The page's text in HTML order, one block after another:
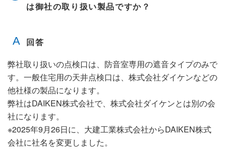
は御社の取り扱い製品ですか？
弊社取り扱いの点検口は、防音室専用の遮音タイプのみで
す。一般住宅用の天井点検口は、株式会社ダイケンなどの
他社様の製品になります。
弊社はDAIKEN株式会社で、株式会社ダイケンとは別の会
社になります。
※2025年9月26日に、大建工業株式会社からDAIKEN株式
会社に社名を変更しました。